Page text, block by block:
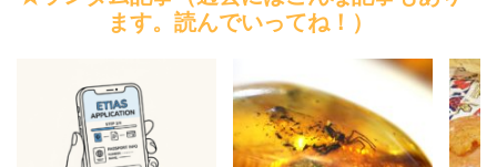
ます。読んでいってね！）